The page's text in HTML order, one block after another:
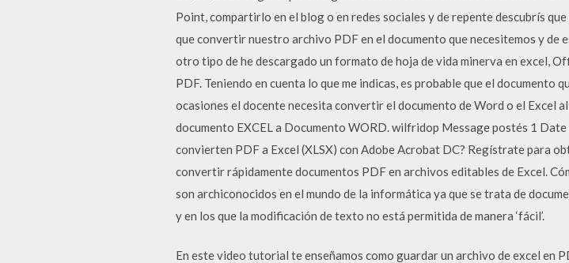
Point, compartirlo en el blog o en redes sociales y de repente descubrís
que convertir nuestro archivo PDF en el documento que necesitemos y de
otro tipo de he descargado un formato de hoja de vida minerva en excel,
PDF. Teniendo en cuenta lo que me indicas, es probable que el documento
ocasiones el docente necesita convertir el documento de Word o el Excel
documento EXCEL a Documento WORD. wilfridop Message postés 1
convierten PDF a Excel (XLSX) con Adobe Acrobat DC? Regístrate para
convertir rápidamente documentos PDF en archivos editables de Excel.
son archiconocidos en el mundo de la informática ya que se trata de
y en los que la modificación de texto no está permitida de manera ‘fácil’.
En este video tutorial te enseñamos como guardar un archivo de excel en